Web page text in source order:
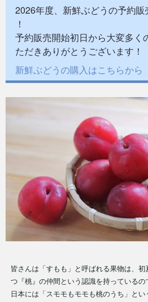
2026年度、新鮮ぶどうの予約
！
予約販売開始初日から大変多く
ただきありがとうございます！
新鮮ぶどうの購入はこちらか
皆さんは「すもも」と呼ばれる果物は、
つ『桃』の仲間という認識を持っているの
日本には「スモモもモモも桃のうち」と